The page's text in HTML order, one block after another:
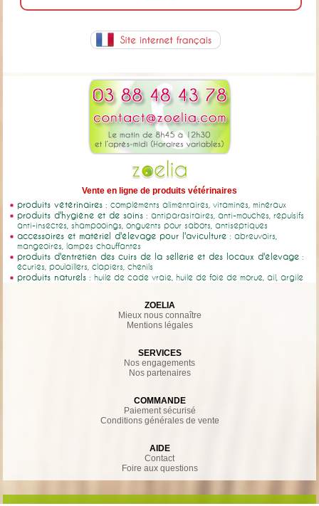
Vente en ligne de produits vétérinaires
produits vétérinaires : compléments alimentaires, vitamines, minéraux
produits d'hygiène et de soins : antiparasitaires, anti-mouches, répulsifs
anti-insectes, shampooings, onguents pour sabots, antiseptiques
accessoires et matériel d'élevage pour l'aviculture : abreuvoirs,
mangeoires, lampes chauffantes
produits d'entretien des cuirs de la sellerie et des locaux d'élevage :
écuries, poulaillers, clapiers, chenils
produits naturels : huile de cade vraie, huile de foie de morue, ail, argile
ZOELIA
Mieux nous connaître
Mentions légales
SERVICES
Nos engagements
Nos partenaires
COMMANDE
Paiement sécurisé
Conditions générales de vente
AIDE
Contact
Foire aux questions